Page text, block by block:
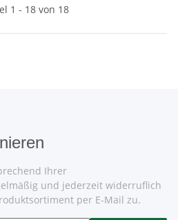
1 - 18 von 18
Ihrer
und jederzeit widerruflich
per E-Mail zu.